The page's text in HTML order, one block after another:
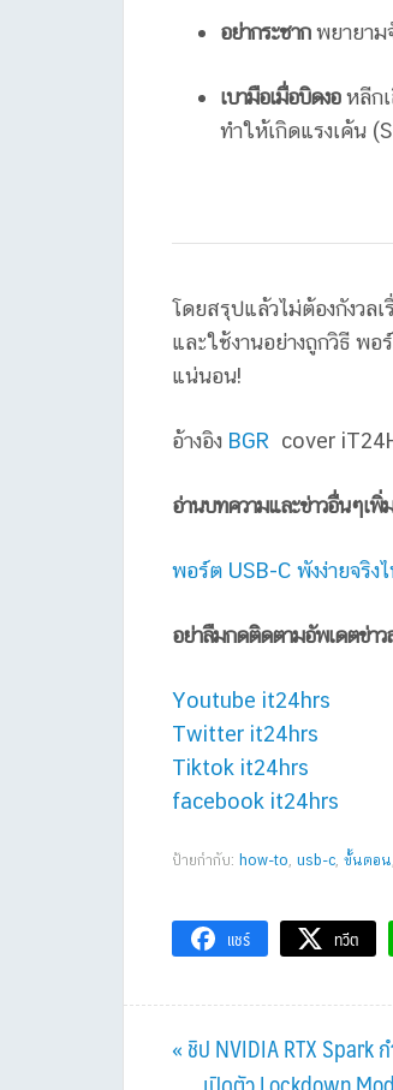
อย่ากระชากพยายาม
เบามือเมื่อบิดงอหลีกเ
ทำให้เกิดแรงเค้น
โดยสรุปแล้วไม่ต้องกังวล
และใช้งานอย่างถูกวิธี พ
แน่นอน!
อ้างอิง BGR cover
อ่านบทความและข่าวอื่นๆเพิ่
พอร์ต USB-C พังง่ายจริง
อย่าลืมกดติดตามอัพเดตข่า
Youtube it24hrs
Twitter it24hrs
Tiktok it24hrs
facebook it24hrs
ป้ายกำกับ: how-to usb-c ขั้้นตอน
แชร์ ทวีต
Previous
« ชิป NVIDIA RTX